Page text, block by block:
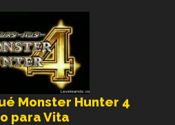
Monster Hunter 4
para Vita